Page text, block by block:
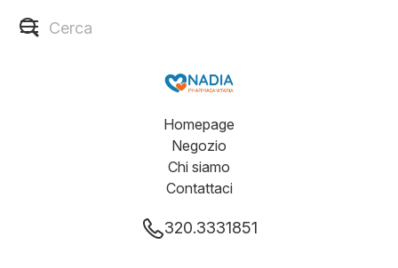
Homepage
Negozio
Chi siamo
Contattaci
320.3331851